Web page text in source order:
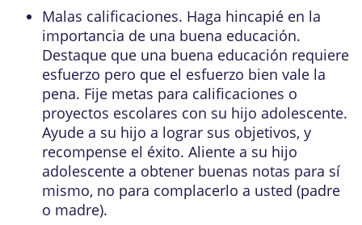
Malas calificaciones. Haga hincapié en la
importancia de una buena educación.
Destaque que una buena educación requiere
esfuerzo pero que el esfuerzo bien vale la
pena. Fije metas para calificaciones o
proyectos escolares con su hijo adolescente.
Ayude a su hijo a lograr sus objetivos, y
recompense el éxito. Aliente a su hijo
adolescente a obtener buenas notas para sí
mismo, no para complacerlo a usted (padre
o madre).